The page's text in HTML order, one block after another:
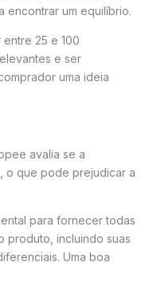
encontrar um equilíbrio.
25 e 100
e ser
uma ideia
avalia se a
o que pode prejudicar a
para fornecer todas
produto, incluindo suas
Uma boa